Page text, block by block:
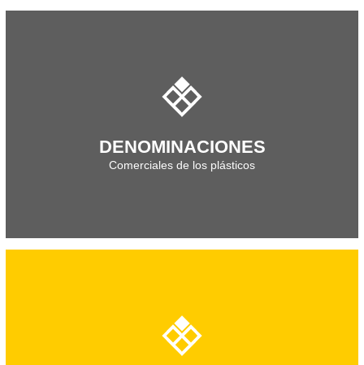
DENOMINACIONES
Comerciales de los plásticos